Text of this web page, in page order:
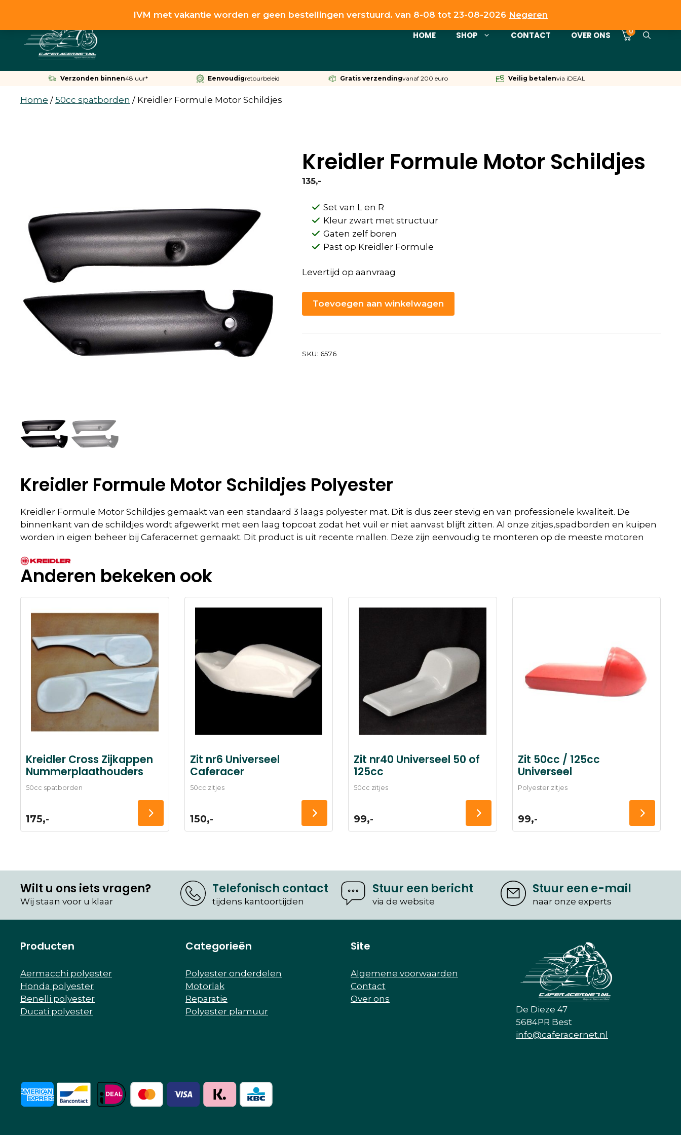
IVM met vakantie worden er geen bestellingen verstuurd. van 8-08 tot 23-08-2026 Negeren
de
inhoud
HOME SHOP CONTACT OVER ONS 0
Verzonden binnen48 uur* Eenvoudigretourbeleid Gratis verzendingvanaf 200 euro Veilig betalenvia iDEAL
Home /50cc spatborden / Kreidler Formule Motor Schildjes
Kreidler Formule Motor Schildjes
135,-
Set van L en R
Kleur zwart met structuur
Gaten zelf boren
Past op Kreidler Formule
Levertijd op aanvraag
Toevoegen aan winkelwagen
SKU: 6576
Kreidler Formule Motor Schildjes Polyester
Kreidler Formule Motor Schildjes gemaakt van een standaard 3 laags polyester mat. Dit is dus zeer stevig en van professionele kwaliteit. De
binnenkant van de schildjes wordt afgewerkt met een laag topcoat zodat het vuil er niet aanvast blijft zitten. Al onze zitjes,spadborden en kuipen
worden in eigen beheer bij Caferacernet gemaakt. Dit product is uit recente mallen. Deze zijn eenvoudig te monteren op de meeste motoren
Anderen bekeken ook
Kreidler Cross Zijkappen
Nummerplaathouders
50cc spatborden
175,-
Zit nr6 Universeel
Caferacer
50cc zitjes
150,-
Zit nr40 Universeel 50 of
125cc
50cc zitjes
99,-
Zit 50cc / 125cc
Universeel
Polyester zitjes
99,-
Wilt u ons iets vragen?
Wij staan voor u klaar
Telefonisch contact
tijdens kantoortijden
Stuur een bericht
via de website
Stuur een e-mail
naar onze experts
Producten
Aermacchi polyester
Honda polyester
Benelli polyester
Ducati polyester
Categorieën
Polyester onderdelen
Motorlak
Reparatie
Polyester plamuur
Site
Algemene voorwaarden
Contact
Over ons
De Dieze 47
5684PR Best
info@caferacernet.nl